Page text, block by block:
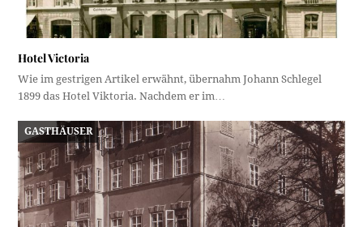
Hotel Victoria
Wie im gestrigen Artikel erwähnt, übernahm Johann Schlegel
1899 das Hotel Viktoria. Nachdem er im…
GASTHÄUSER